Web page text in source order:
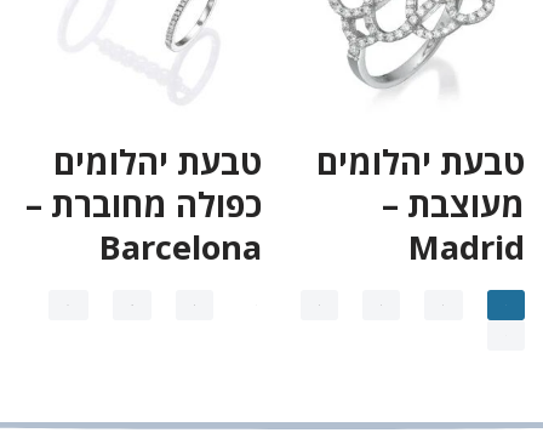
טבעת יהלומים
מעוצבת –
Madrid
טבעת יהלומים
כפולה מחוברת –
Barcelona